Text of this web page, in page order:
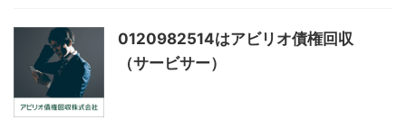
0120982514はアビリオ債権回収
（サービサー）